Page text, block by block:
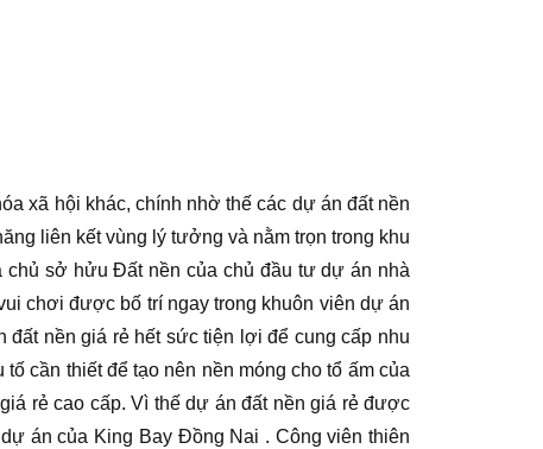
xã hội khác, chính nhờ thế các dự án đất nền
liên kết vùng lý tưởng và nằm trọn trong khu
sở hửu Đất nền của chủ đầu tư dự án nhà
chơi được bố trí ngay trong khuôn viên dự án
nền giá rẻ hết sức tiện lợi để cung cấp nhu
cần thiết để tạo nên nền móng cho tổ ấm của
rẻ cao cấp. Vì thế dự án đất nền giá rẻ được
án của King Bay Đồng Nai . Công viên thiên